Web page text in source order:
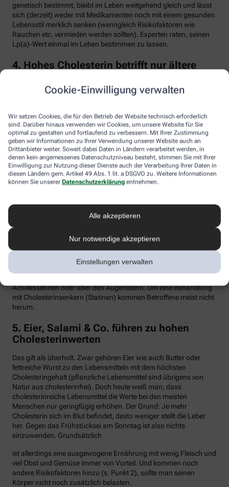
Cookie-Einwilligung verwalten
Wir setzen Cookies, die für den Betrieb der Website technisch erforderlich
sind. Darüber hinaus verwenden wir Cookies, um unsere Website für Sie
optimal zu gestalten und fortlaufend zu verbessern. Mit Ihrer Zustimmung
geben wir Informationen zu Ihrer Verwendung unserer Website auch an
Drittanbieter weiter. Soweit dabei Daten in Ländern verarbeitet werden, in
denen kein angemessenes Datenschutzniveau besteht, stimmen Sie mit Ihrer
Einwilligung zur Nutzung dieser Dienste auch der Verarbeitung Ihrer Daten in
diesen Ländern gem. Artikel 49 Abs. 1 lit. a DSGVO zu. Weitere Informationen
können Sie unserer Datenschutzerklärung entnehmen.
Alle akzeptieren
Nur notwendige akzeptieren
Einstellungen verwalten
genetisch bestimmt, bleibt im Leben weitgehend gleich und lässt
sich (derzeit) weder mit Medikamenten noch mit einem gesunden
Lebensstil merklich senken (wenngleich Risikofaktoren wie
Rauchen etc. vermieden werden sollten). Experten raten, seinen
Lp(a)-Wert einmal im Leben bestimmen zu lassen.
4. Hohes Cholesterin betrifft nur ältere
Falsch. Zwar steigt das Risiko für erhöhte Cholesterinwerte mit
Hypercholesterinämie (FH) haben jedoch schon von Geburt an
erhöhte Blutfettwerte. Bei der erblich bedingten
Stoffwechselerkrankung sammelt sich durch einen Gendefekt
sehr viel LDL-Cholesterin im Blut an (über 190 bis 500 mg/dl) und
lagert sich an den Wänden der Arterien und Venen ab. Betroffene
entwickeln oft schon im jungen Erwachsenenalter eine
Arteriosklerose.
bis zur Menopause durch Hormone besser geschützt, bei ihnen
sind es rund 30 Prozent bis zum Alter von 60 Jahren. Die familiäre
Hypercholesterinämie kommt bei etwa einer von 300 Personen
vor. Sind in der Familie Fälle von frühen Herzinfarkten, Stents oder
Bypass-Operationen bekannt, sollte man sein Cholesterin
dringend überprüfen lassen. Anzeichen können auch gelbliche
Achillessehnen oder über den Augenlidern. Um eine Behandlung
mit Cholesterinsenkern (Statinen) kommen Betroffene meist nicht
herum.
5. Eier, Salami & Co. führen zu hohen
Cholesterinwerten
Das gilt als überholt. Zwar gehören Eier wie auch Butter oder
fettreiche Wurst zu den Lebensmitteln mit dem höchsten
Cholesteringehalt (pflanzliche Lebensmittel sind übrigens von
Natur aus cholesterinfrei). Doch heute weiß man, dass
cholesterinreiche Lebensmittel die Werte bei den meisten
Menschen nur geringfügig erhöhen. Der Grund: Je mehr
Cholesterin sich im Blut befindet, desto weniger stellt die Leber
her. Gegen das Frühstücksei am Sonntag ist also nichts
einzuwenden. Grundsätzlich
ist allerdings eine ausgewogene Ernährung mit wenig Fleisch und
viel Obst und Gemüse immer von Vorteil. Und kommen noch
andere Risikofaktoren hinzu (s. Punkt 2), sollte man seinen
Körper nicht noch zusätzlich belasten.